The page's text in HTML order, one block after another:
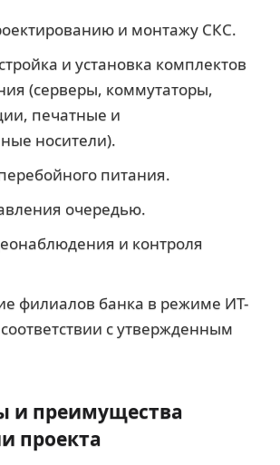
и монтажу СКС.
и установка комплектов
(серверы, коммутаторы,
печатные и
носители).
питания.
очередью.
и контроля
филиалов банка в режиме ИТ-
с утвержденным
и преимущества
проекта